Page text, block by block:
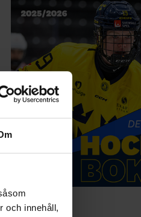
och innehåll,